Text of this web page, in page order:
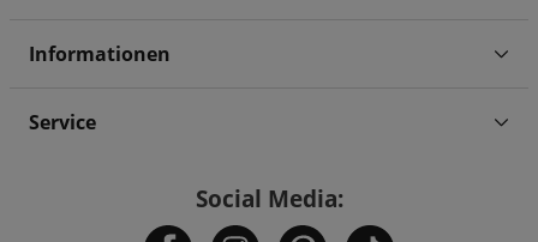
Informationen
Service
Social Media: